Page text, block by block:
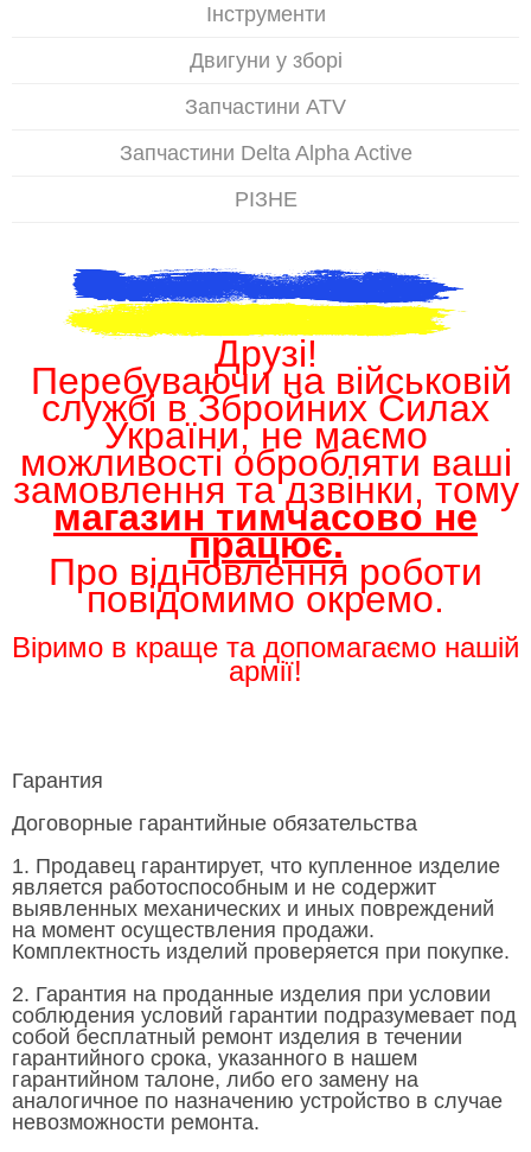
Інструменти
Двигуни у зборі
Запчастини ATV
Запчастини Delta Alpha Active
РІЗНЕ
Друзі!
Перебуваючи на військовій
службі в Збройних Силах
України, не маємо
можливості обробляти ваші
замовлення та дзвінки, тому
магазин тимчасово не
працює.
Про відновлення роботи
повідомимо окремо.
Віримо в краще та допомагаємо нашій
армії!
Гарантия
Договорные гарантийные обязательства
1. Продавец гарантирует, что купленное изделие
является работоспособным и не содержит
выявленных механических и иных повреждений
на момент осуществления продажи.
Комплектность изделий проверяется при покупке.
2. Гарантия на проданные изделия при условии
соблюдения условий гарантии подразумевает под
собой бесплатный ремонт изделия в течении
гарантийного срока, указанного в нашем
гарантийном талоне, либо его замену на
аналогичное по назначению устройство в случае
невозможности ремонта.